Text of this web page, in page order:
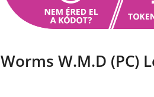
Worms W.M.D (PC)